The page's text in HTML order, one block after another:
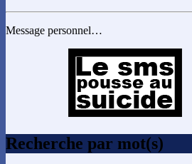
Message personnel…
Recherche par mot(s)